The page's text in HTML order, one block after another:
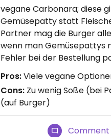
vegane Carbonara; diese
Gemüsepatty statt
Partner mag die Burger
wenn man Gemüsepattys
Fehler bei der Bestellung
Pros:Viele vegane
Cons: Zu wenig Soße (bei
(auf Burger)
Comment